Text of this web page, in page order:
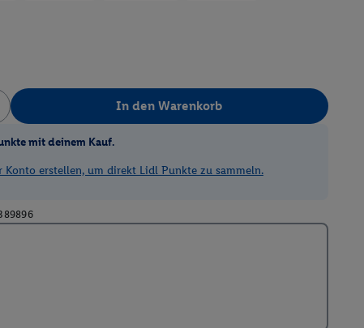
In den Warenkorb
mit deinem Kauf.
Konto erstellen, um direkt Lidl Punkte zu sammeln.